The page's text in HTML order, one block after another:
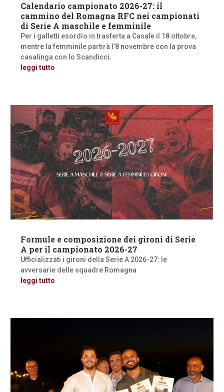
Calendario campionato 2026-27: il
cammino del Romagna RFC nei campionati
di Serie A maschile e femminile
Per i galletti esordio in trasferta a Casale il 18 ottobre,
mentre la femminile partirà l’8 novembre con la prova
casalinga con lo Scandicci.
leggi tutto
Formule e composizione dei gironi di Serie
A per il campionato 2026-27
Ufficializzati i gironi della Serie A 2026-27: le
avversarie delle squadre Romagna
leggi tutto